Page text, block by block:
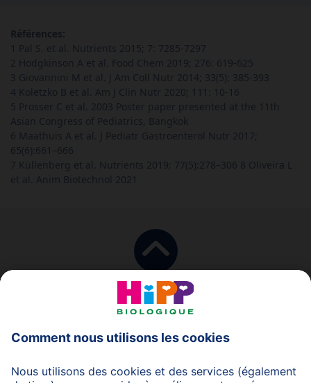
Références:
1 Pal S. et al. Nutrients 2015; 7: 7285-7297
2 Hodgkinson A et al. Food Chem 2019; 276: 619-625
3 Giovannini M et al. J Am Coll Nutr 2014; 33(5): 385-393
4 Koletzko B et al. Am J Clin Nutr 2020; 111: 10-16
5 Prosser C et al. 2003 Poster paper presented at the 11th
Asian Congress of Pediatrics, Bangkok
6 Maathuis A et al. J Pediatr Gastroenterol Nutr 2017;
65(6):661–666
7 Küllenberg et al. Nutrients 2019; 77(5):278–306 8 Oliveira L
et al. Anim Biotechnol 2021
en haut